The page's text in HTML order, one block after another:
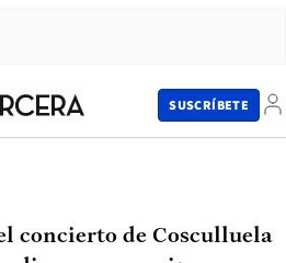
SUSCRÍBETE
concierto de Cosculluela